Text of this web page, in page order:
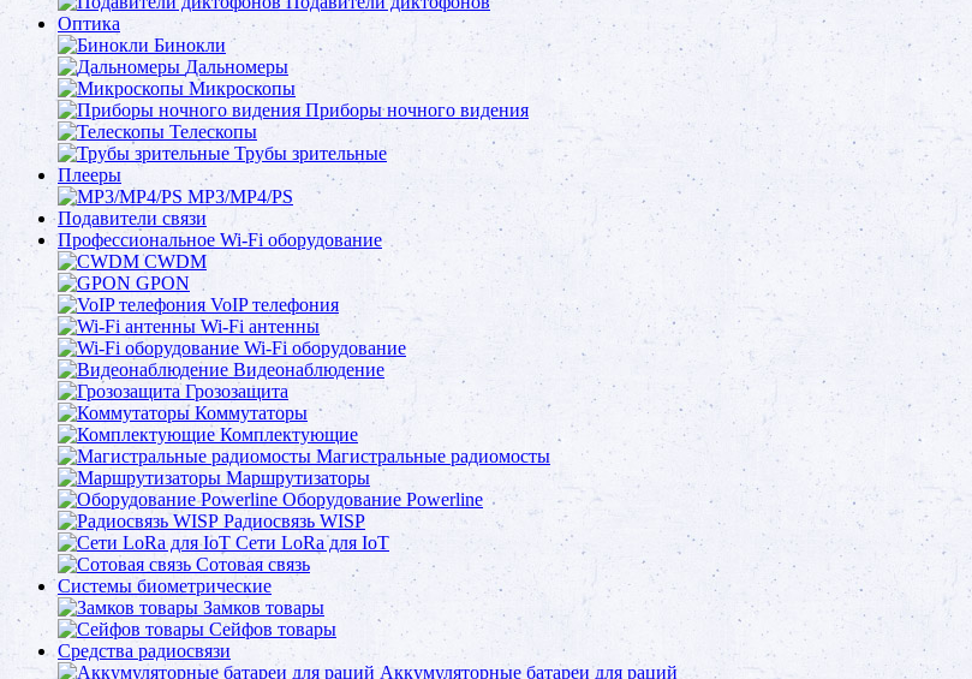
Оптика
Бинокли
Дальномеры
Микроскопы
Приборы ночного видения
Телескопы
Трубы зрительные
Плееры
MP3/MP4/PS
Подавители связи
Профессиональное Wi-Fi оборудование
CWDM
GPON
VoIP телефония
Wi-Fi антенны
Wi-Fi оборудование
Видеонаблюдение
Грозозащита
Коммутаторы
Комплектующие
Магистральные радиомосты
Маршрутизаторы
Оборудование Powerline
Радиосвязь WISP
Сети LoRa для IoT
Сотовая связь
Системы биометрические
Замков товары
Сейфов товары
Средства радиосвязи
Аккумуляторные батареи для раций